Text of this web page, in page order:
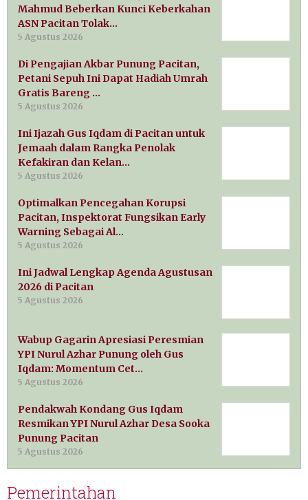
Mahmud Beberkan Kunci Keberkahan
ASN Pacitan Tolak…
5 Agustus 2026
Di Pengajian Akbar Punung Pacitan,
Petani Sepuh Ini Dapat Hadiah Umrah
Gratis Bareng …
5 Agustus 2026
Ini Ijazah Gus Iqdam di Pacitan untuk
Jemaah dalam Rangka Penolak
Kefakiran dan Kelan…
5 Agustus 2026
Optimalkan Pencegahan Korupsi
Pacitan, Inspektorat Fungsikan Early
Warning Sebagai Al…
5 Agustus 2026
Ini Jadwal Lengkap Agenda Agustusan
2026 di Pacitan
5 Agustus 2026
Wabup Gagarin Apresiasi Peresmian
YPI Nurul Azhar Punung oleh Gus
Iqdam: Momentum Cet…
5 Agustus 2026
Pendakwah Kondang Gus Iqdam
Resmikan YPI Nurul Azhar Desa Sooka
Punung Pacitan
5 Agustus 2026
Pemerintahan